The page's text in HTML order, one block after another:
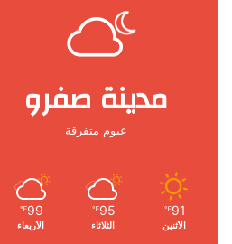
مدينة صفرو
غيوم متفرقة
91
℉
الأثنين
95
℉
الثلاثاء
99
℉
الأربعاء